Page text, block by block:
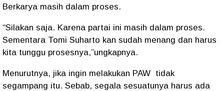
Berkarya masih dalam proses.
“Silakan saja. Karena partai ini masih dalam proses.
Sementara Tomi Suharto kan sudah menang dan harus
kita tunggu prosesnya,”ungkapnya.
Menurutnya, jika ingin melakukan PAW tidak
segampang itu. Sebab, segala sesuatunya harus ada